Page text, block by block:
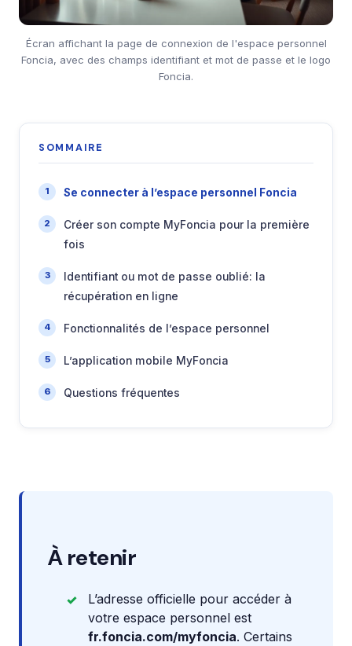
Écran affichant la page de connexion de l'espace personnel
Foncia, avec des champs identifiant et mot de passe et le logo
Foncia.
SOMMAIRE
Se connecter à l’espace personnel Foncia
Créer son compte MyFoncia pour la première
fois
Identifiant ou mot de passe oublié: la
récupération en ligne
Fonctionnalités de l’espace personnel
L’application mobile MyFoncia
Questions fréquentes
À retenir
L’adresse officielle pour accéder à
votre espace personnel est
fr.foncia.com/myfoncia. Certains